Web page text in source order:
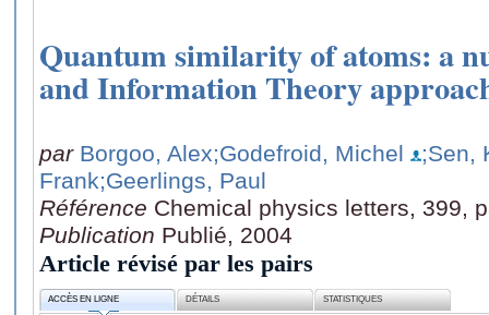
Quantum similarity of atoms: a
and Information Theory
par Borgoo, Alex;Godefroid, Michel
;Sen,
Frank;Geerlings, Paul
Référence Chemical physics letters, 399,
Publication Publié, 2004
Article révisé par les pairs
ACCÈS EN LIGNE DÉTAILS STATISTIQUES